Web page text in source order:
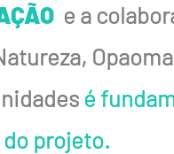
e a
é
projeto.